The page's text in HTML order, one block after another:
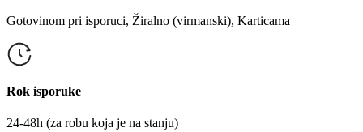
Gotovinom pri isporuci, Žiralno (virmanski), Karticama
Rok isporuke
24-48h (za robu koja je na stanju)